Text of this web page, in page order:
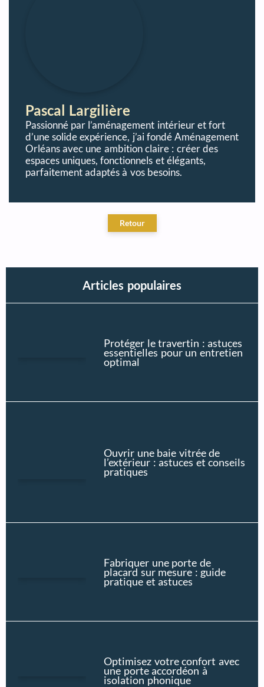
Pascal Largilière
Passionné par l’aménagement intérieur et fort
d’une solide expérience, j’ai fondé Aménagement
Orléans avec une ambition claire : créer des
espaces uniques, fonctionnels et élégants,
parfaitement adaptés à vos besoins.
Articles populaires
Protéger le travertin : astuces
essentielles pour un entretien
optimal
Ouvrir une baie vitrée de
l’extérieur : astuces et conseils
pratiques
Fabriquer une porte de
placard sur mesure : guide
pratique et astuces
Optimisez votre confort avec
une porte accordéon à
isolation phonique